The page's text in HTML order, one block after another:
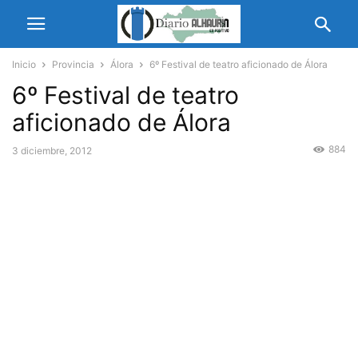
Inicio Provincia Álora 6º Festival de teatro aficionado de Álora
6º Festival de teatro
aficionado de Álora
3 diciembre, 2012 884